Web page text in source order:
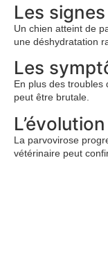
Les
Un chien atteint de
une déshydratation
Les
En plus des troubles
peut être brutale.
La parvovirose
vétérinaire peut